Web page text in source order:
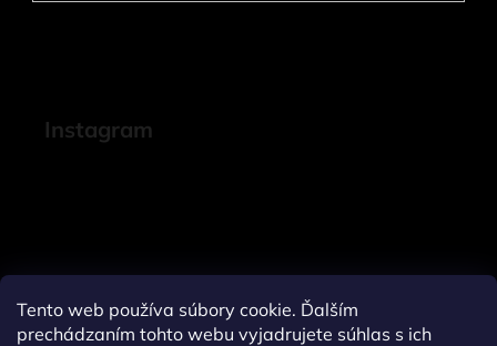
Tento web používa súbory cookie. Ďalším
prechádzaním tohto webu vyjadrujete súhlas s ich
Instagram